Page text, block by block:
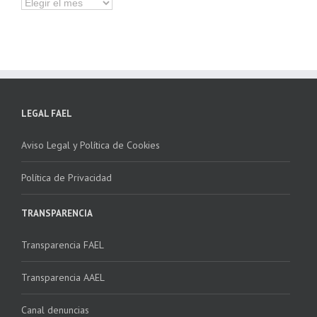
LEGAL FAEL
Aviso Legal y Política de Cookies
Política de Privacidad
TRANSPARENCIA
Transparencia FAEL
Transparencia AAEL
Canal denuncias